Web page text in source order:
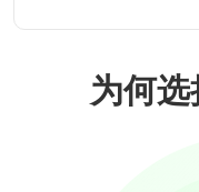
为何